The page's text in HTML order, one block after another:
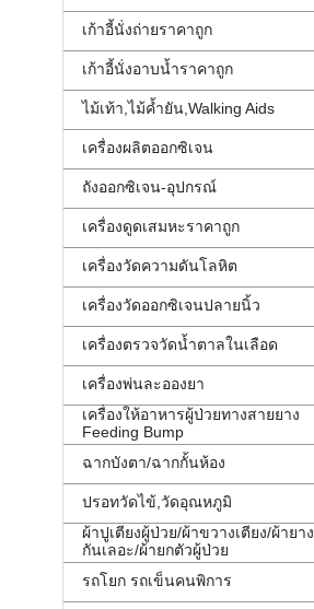
เก้าอี้นั่งถ่ายราคาถูก
เก้าอี้นั่งอาบน้ำราคาถูก
ไม้เท้า,ไม้ค้ำยัน,Walking Aids
เครื่องผลิตออกซิเจน
ถังออกซิเจน-อุปกรณ์
เครื่องดูดเสมหะราคาถูก
เครื่องวัดความดันโลหิต
เครื่องวัดออกซิเจนปลายนิ้ว
เครื่องตรวจวัดน้ำตาลในเลือด
เครื่องพ่นละอองยา
เครื่องให้อาหารผู้ป่วยทางสายยาง
Feeding Bump
ฉากบังตา/ฉากกั้นห้อง
ปรอทวัดไข้,วัดอุณหภูมิ
ผ้าปูเตียงผู้ป่วย/ผ้าขวางเตียง/ผ้ายาง
กันเลอะ/ผ้ายกตัวผู้ป่วย
รถโยก รถเข็นคนพิการ